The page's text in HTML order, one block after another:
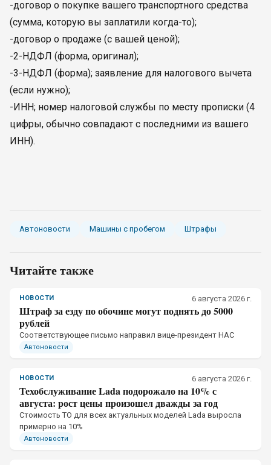
-договор о покупке вашего транспортного средства
(сумма, которую вы заплатили когда-то);
-договор о продаже (с вашей ценой);
-2-НДФЛ (форма, оригинал);
-3-НДФЛ (форма); заявление для налогового вычета
(если нужно);
-ИНН; номер налоговой службы по месту прописки (4
цифры, обычно совпадают с последними из вашего
ИНН).
Автоновости Машины с пробегом Штрафы
Читайте также
НОВОСТИ 6 августа 2026 г.
Штраф за езду по обочине могут поднять до 5000
рублей
Соответствующее письмо направил вице-президент НАС
Автоновости
НОВОСТИ 6 августа 2026 г.
Техобслуживание Lada подорожало на 10% с
августа: рост цены произошел дважды за год
Стоимость ТО для всех актуальных моделей Lada выросла
примерно на 10%
Автоновости